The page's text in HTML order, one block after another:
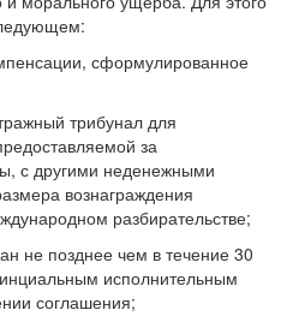
сформулированное
трибунал для
за
с другими неденежными
вознаграждения
разбирательстве;
не позднее чем в течение 30
исполнительным
соглашения;